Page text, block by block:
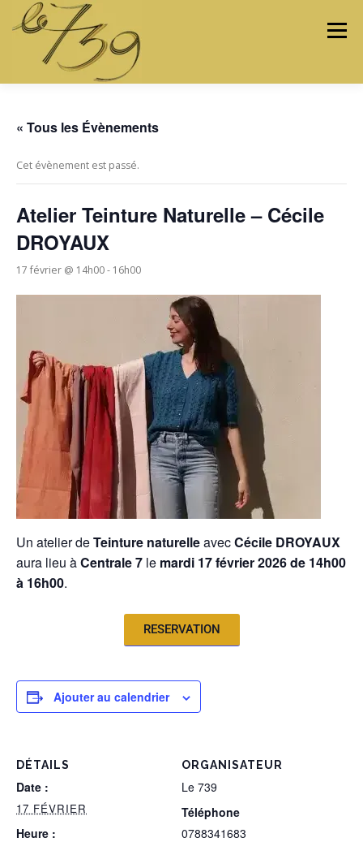
Menu
LES ATELIERS
CONTACTEZ-NOUS
« Tous les Évènements
Cet évènement est passé.
Atelier Teinture Naturelle – Cécile
DROYAUX
17 février @ 14h00- 16h00
Un atelier deTeinture naturelleavecCécile DROYAUX
aura lieu àCentrale 7 le mardi 17 février 2026 de 14h00
à 16h00.
RESERVATION
Ajouter au calendrier
DÉTAILS
Date :
17 FÉVRIER
Heure :
ORGANISATEUR
Le 739
Téléphone
0788341683